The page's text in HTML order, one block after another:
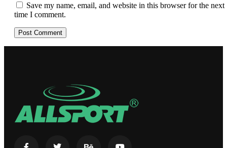
Save my name, email, and website in this browser for the next
time I comment.